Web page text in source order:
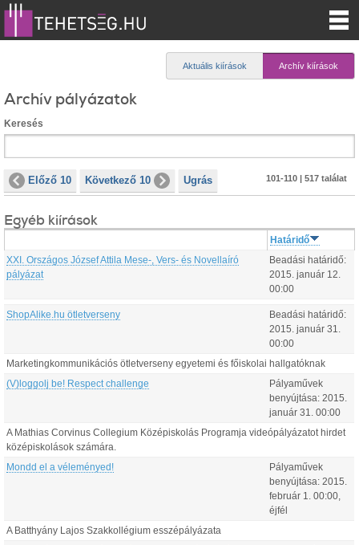
Aktuális kiírások Archív kiírások
Archív pályázatok
Keresés
Előző 10 Következő 10 Ugrás 101-110 | 517 találat
Egyéb kiírások
Határidő
XXI. Országos József Attila Mese-, Vers- és Novellaíró
pályázat
Beadási határidő:
2015. január 12
00:00
ShopAlike.hu ötletverseny
Beadási határidő:
2015. január 31
00:00
Marketingkommunikációs ötletverseny egyetemi és főiskolai hallgatóknak
(V)loggolj be! Respect challenge
Pályaművek
benyújtása: 2015.
január 31 00:00
A Mathias Corvinus Collegium Középiskolás Programja videópályázatot hirdet
középiskolások számára.
Mondd el a véleményed!
Pályaművek
benyújtása: 2015.
február 1 00:00
éjfél
A Batthyány Lajos Szakkollégium esszépályázata